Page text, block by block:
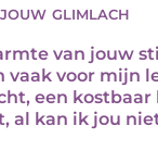
glimlach
van jouw
vaak voor mijn
een kostbaar
al kan ik jou